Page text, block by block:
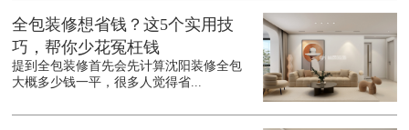
全包装修想省钱？这5个实用技
巧，帮你少花冤枉钱
提到全包装修首先会先计算沈阳装修全包
大概多少钱一平，很多人觉得省...